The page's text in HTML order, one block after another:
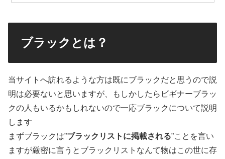
ブラックとは？
当サイトへ訪れるような方は既にブラックだと思うので説
明は必要ないと思いますが、もしかしたらビギナーブラッ
クの人もいるかもしれないので一応ブラックについて説明
します
まずブラックは”ブラックリストに掲載される”ことを言い
ますが厳密に言うとブラックリストなんて物はこの世に存